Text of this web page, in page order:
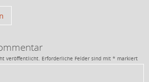
veröffentlicht. Erforderliche Felder sind mit * markiert